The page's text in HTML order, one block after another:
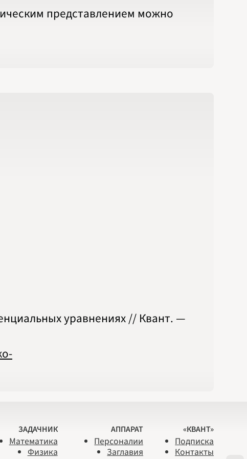
представлением можно
уравнениях // Квант. —
ЗАДАЧНИК
Математика
Физика
АППАРАТ
Персоналии
Заглавия
«КВАНТ»
Подписка
Контакты